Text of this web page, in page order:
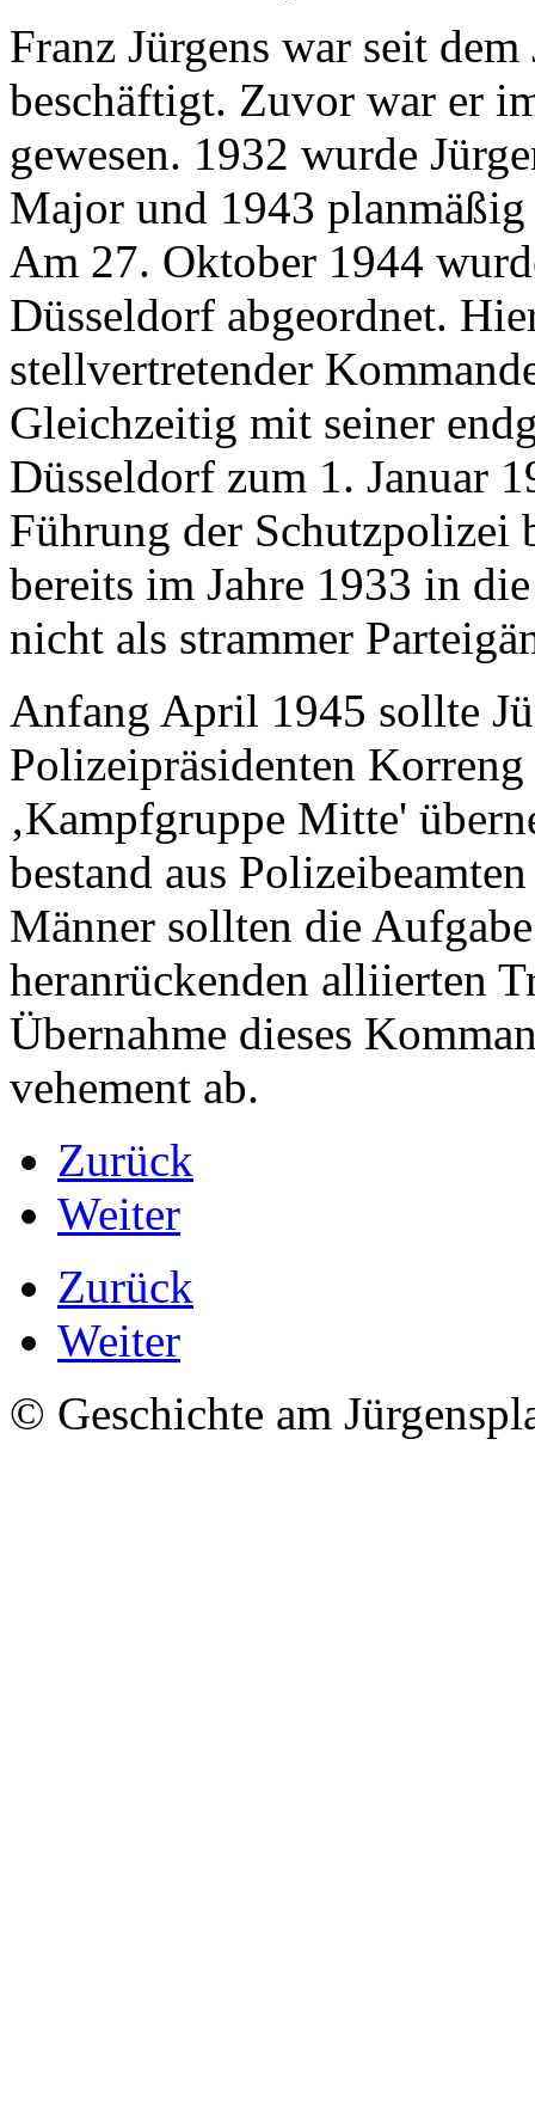
Franz Jürgens war seit
beschäftigt. Zuvor war er
gewesen. 1932 wurde
Major und 1943
Am 27. Oktober 1944
Düsseldorf abgeordnet.
stellvertretender
Gleichzeitig mit seiner
Düsseldorf zum 1. Januar
Führung der Schutzpolizei
bereits im Jahre 1933 in
nicht als strammer
Anfang April 1945 sollte
Polizeipräsidenten
‚Kampfgruppe Mitte'
bestand aus
Männer sollten die
heranrückenden alliierten
Übernahme dieses
vehement ab.
Zurück
Weiter
Zurück
Weiter
© Geschichte am